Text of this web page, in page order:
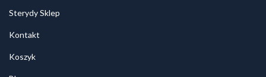
Sterydy Sklep
Kontakt
Koszyk